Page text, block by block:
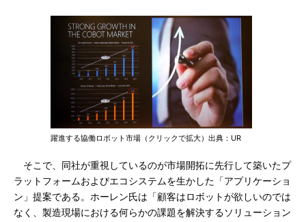
躍進する協働ロボット市場（クリックで拡大）出典：UR
そこで、同社が重視しているのが市場開拓に先行して築いたプ
ラットフォームおよびエコシステムを生かした「アプリケーショ
ン」提案である。ホーレン氏は「顧客はロボットが欲しいのでは
なく、製造現場における何らかの課題を解決するソリューション